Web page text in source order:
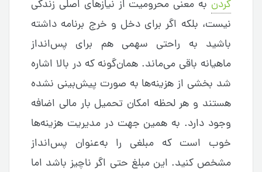
کردن به معنی محرومیت از نیازهای اصلی زندگی
نیست، بلکه اگر برای دخل‌ و خرج برنامه داشته
باشید به راحتی سهمی هم برای پس‌‌انداز
ماهیانه باقی می‌‌ماند. همان‌گونه که در بالا اشاره
شد بخشی از هزینه‌‌ها به صورت پیش‌بینی‌ نشده
هستند و هر لحظه امکان تحمیل بار مالی اضافه
وجود دارد. به همین جهت در مدیریت هزینه‌‌ها
خوب است که مبلغی را به‌عنوان پس‌‌انداز
مشخص کنید. این مبلغ حتی اگر ناچیز باشد اما